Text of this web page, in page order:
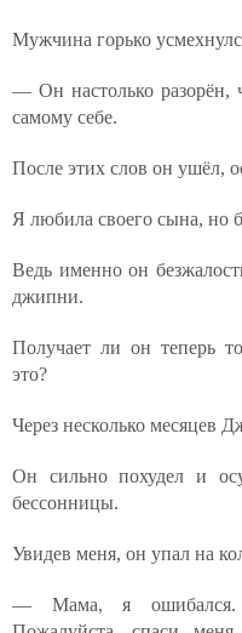
Мужчина горько
— Он настолько разорён,
самому себе.
После этих слов он ушёл,
Я любила своего сына, но
Ведь именно он
джипни.
Получает ли он теперь
это?
Через несколько месяцев
Он сильно похудел и
бессонницы.
Увидев меня, он упал на
— Мама, я ошибался.